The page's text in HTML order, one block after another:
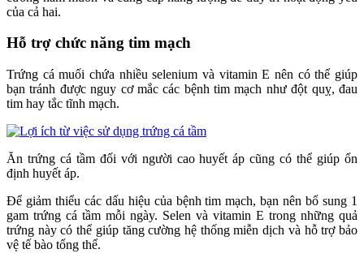
của cả hai.
Hỗ trợ chức năng tim mạch
Trứng cá muối chứa nhiều selenium và vitamin E nên có thể giúp
bạn tránh được nguy cơ mắc các bệnh tim mạch như đột quỵ, đau
tim hay tắc tĩnh mạch.
Ăn trứng cá tầm đối với người cao huyết áp cũng có thể giúp ổn
định huyết áp.
Để giảm thiểu các dấu hiệu của bệnh tim mạch, bạn nên bổ sung 1
gam trứng cá tầm mỗi ngày. Selen và vitamin E trong những quả
trứng này có thể giúp tăng cường hệ thống miễn dịch và hỗ trợ bảo
vệ tế bào tổng thể.